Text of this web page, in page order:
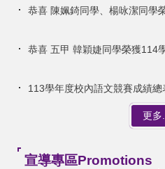
恭喜 陳姵錡同學、楊咏潔同學
恭喜 五甲 韓穎婕同學榮獲114
113學年度校內語文競賽成績總
更多
宣導專區Promotions